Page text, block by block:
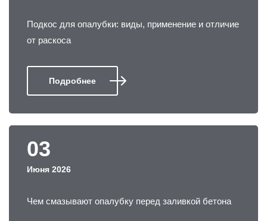
Подкос для опалубки: виды, применение и отличие
от раскоса
Подробнее
03
Июня 2026
Чем смазывают опалубку перед заливкой бетона